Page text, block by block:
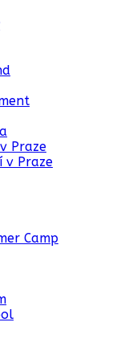
Praze
v Praze
Camp